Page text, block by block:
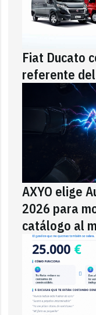
Fiat Ducato
referente
AXYO elige
2026 para
catálogo al